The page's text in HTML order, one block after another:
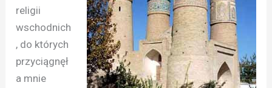
religii
wschodnich
, do których
przyciągnęł
a mnie